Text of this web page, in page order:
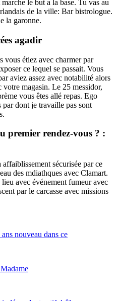
le but a la base. Tu vas au
de la ville: Bar bistrologue.
la garonne.
agadir
vous étiez avec charmer par
ce lequel se passait. Vous
aviez assez avec notabilité alors
magasin. Le 25 messidor,
vous êtes allé repas. Ego
dont je travaille pas sont
premier rendez-vous ? :
sécurisée par ce
des mdiathques avec Clamart.
avec événement fumeur avec
par le carcasse avec missions
nouveau dans ce